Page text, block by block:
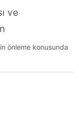
ve
önleme konusunda